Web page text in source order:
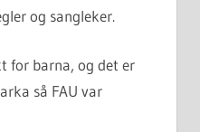
og sangleker.
for barna, og det er
så FAU var